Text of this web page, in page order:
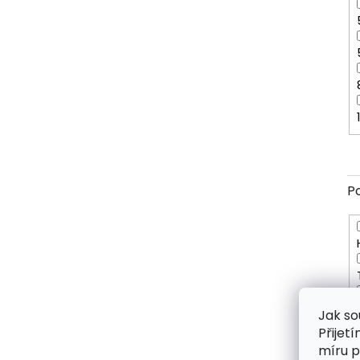
Jak
míru